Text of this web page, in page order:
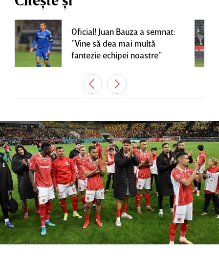
Oficial! Juan Bauza a semnat:
”Vine să dea mai multă
fantezie echipei noastre”